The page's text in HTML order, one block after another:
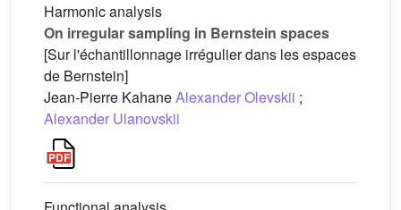
Harmonic analysis
On irregular sampling in Bernstein spaces
[Sur l'échantillonnage irrégulier dans les espaces
de Bernstein]
Jean-Pierre KahaneAlexander Olevskii ;
Alexander Ulanovskii